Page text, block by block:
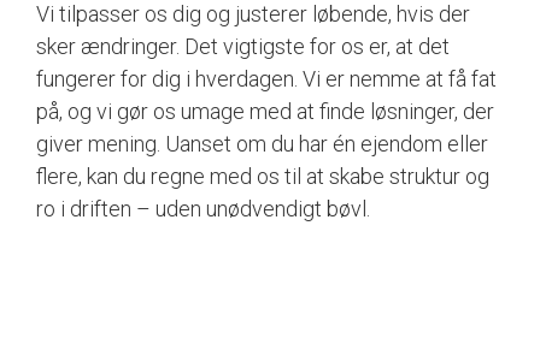
Vi tilpasser os dig og justerer løbende, hvis der
sker ændringer. Det vigtigste for os er, at det
fungerer for dig i hverdagen. Vi er nemme at få fat
på, og vi gør os umage med at finde løsninger, der
giver mening. Uanset om du har én ejendom eller
flere, kan du regne med os til at skabe struktur og
ro i driften – uden unødvendigt bøvl.